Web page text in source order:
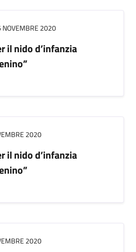
NOVEMBRE 2020
il nido d’infanzia
2020
il nido d’infanzia
2020